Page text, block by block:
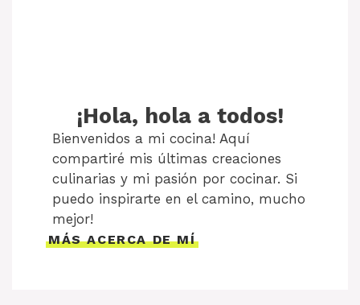
¡Hola, hola a todos!
Bienvenidos a mi cocina! Aquí
compartiré mis últimas creaciones
culinarias y mi pasión por cocinar. Si
puedo inspirarte en el camino, mucho
mejor!
MÁS ACERCA DE MÍ